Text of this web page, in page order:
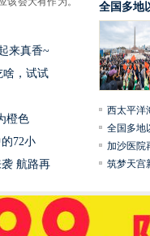
来真香~
啥，试试
橙色
72小
袭 航路再
全国多地
西太平洋
全国多地
加沙医院
筑梦天宫